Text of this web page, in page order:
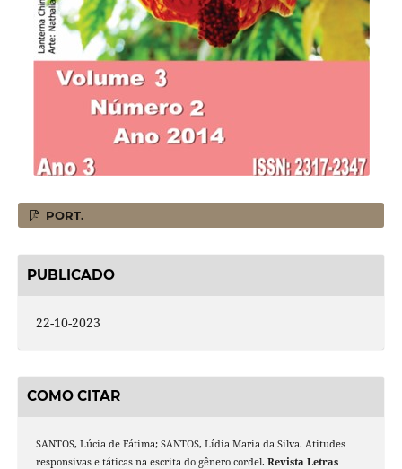
PORT.
PUBLICADO
22-10-2023
COMO CITAR
SANTOS, Lúcia de Fátima; SANTOS, Lídia Maria da Silva. Atitudes
responsivas e táticas na escrita do gênero cordel. Revista Letras